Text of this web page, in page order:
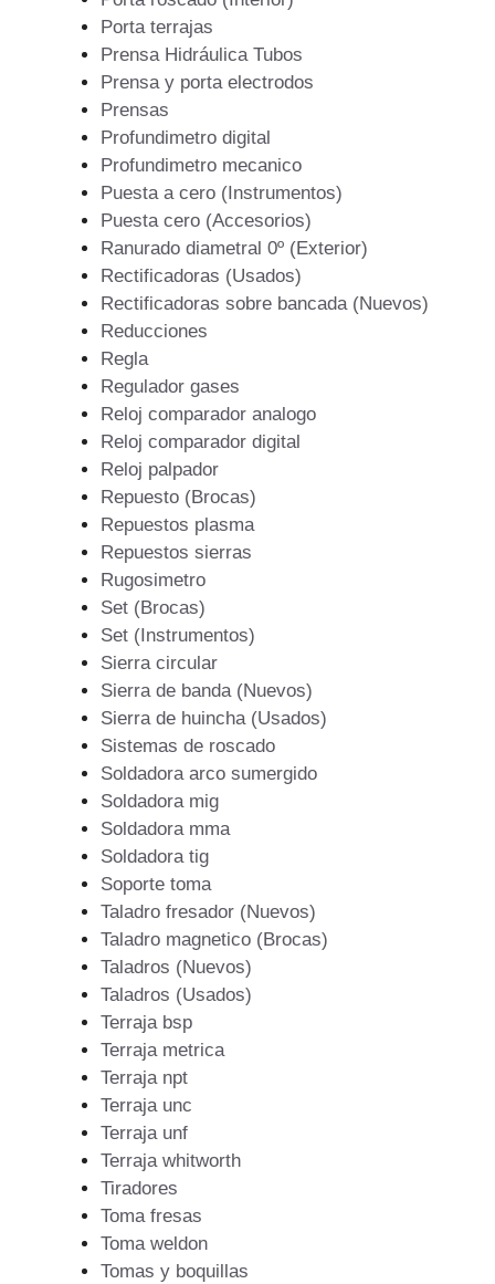
Porta terrajas
Prensa Hidráulica Tubos
Prensa y porta electrodos
Prensas
Profundimetro digital
Profundimetro mecanico
Puesta a cero (Instrumentos)
Puesta cero (Accesorios)
Ranurado diametral 0º (Exterior)
Rectificadoras (Usados)
Rectificadoras sobre bancada (Nuevos)
Reducciones
Regla
Regulador gases
Reloj comparador analogo
Reloj comparador digital
Reloj palpador
Repuesto (Brocas)
Repuestos plasma
Repuestos sierras
Rugosimetro
Set (Brocas)
Set (Instrumentos)
Sierra circular
Sierra de banda (Nuevos)
Sierra de huincha (Usados)
Sistemas de roscado
Soldadora arco sumergido
Soldadora mig
Soldadora mma
Soldadora tig
Soporte toma
Taladro fresador (Nuevos)
Taladro magnetico (Brocas)
Taladros (Nuevos)
Taladros (Usados)
Terraja bsp
Terraja metrica
Terraja npt
Terraja unc
Terraja unf
Terraja whitworth
Tiradores
Toma fresas
Toma weldon
Tomas y boquillas